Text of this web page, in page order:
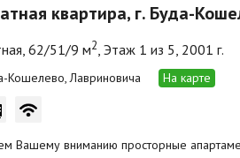
квартира, г. Буда-
62/51/9 м2 , Этаж 1 из 5, 2001 г.
Кошелево, Лавриновича На карте
Вашему вниманию просторные